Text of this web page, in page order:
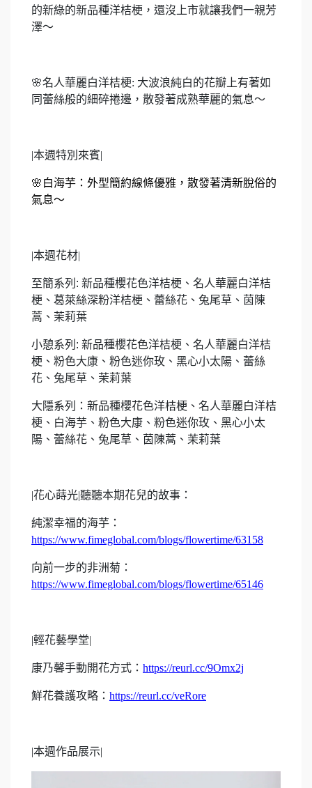
的新綠的新品種洋桔梗，還沒上市就讓我們一親芳
澤～
🌸名人華麗白洋桔梗: 大波浪純白的花瓣上有著如
同蕾絲般的細碎捲邊，散發著成熟華麗的氣息～
|本週特別來賓|
🌸 白海芋：外型簡約線條優雅，散發著清新脫俗的
氣息～
|本週花材|
至簡系列: 新品種櫻花色洋桔梗、名人華麗白洋桔
梗、葛萊絲深粉洋桔梗、蕾絲花、兔尾草、茵陳
蒿、茉莉葉
小憩系列: 新品種櫻花色洋桔梗、名人華麗白洋桔
梗、粉色大康、粉色迷你玫、黑心小太陽、蕾絲
花、兔尾草、茉莉葉
大隱系列：新品種櫻花色洋桔梗、名人華麗白洋桔
梗、白海芋、粉色大康、粉色迷你玫、黑心小太
陽、蕾絲花、兔尾草、茵陳蒿、茉莉葉
|花心蒔光|聽聽本期花兒的故事：
純潔幸福的海芋：
https://www.fimeglobal.com/blogs/flowertime/63158
向前一步的非洲菊：
https://www.fimeglobal.com/blogs/flowertime/65146
|輕花藝學堂|
康乃馨手動開花方式： https://reurl.cc/9Omx2j
鮮花養護攻略： https://reurl.cc/veRore
|本週作品展示|